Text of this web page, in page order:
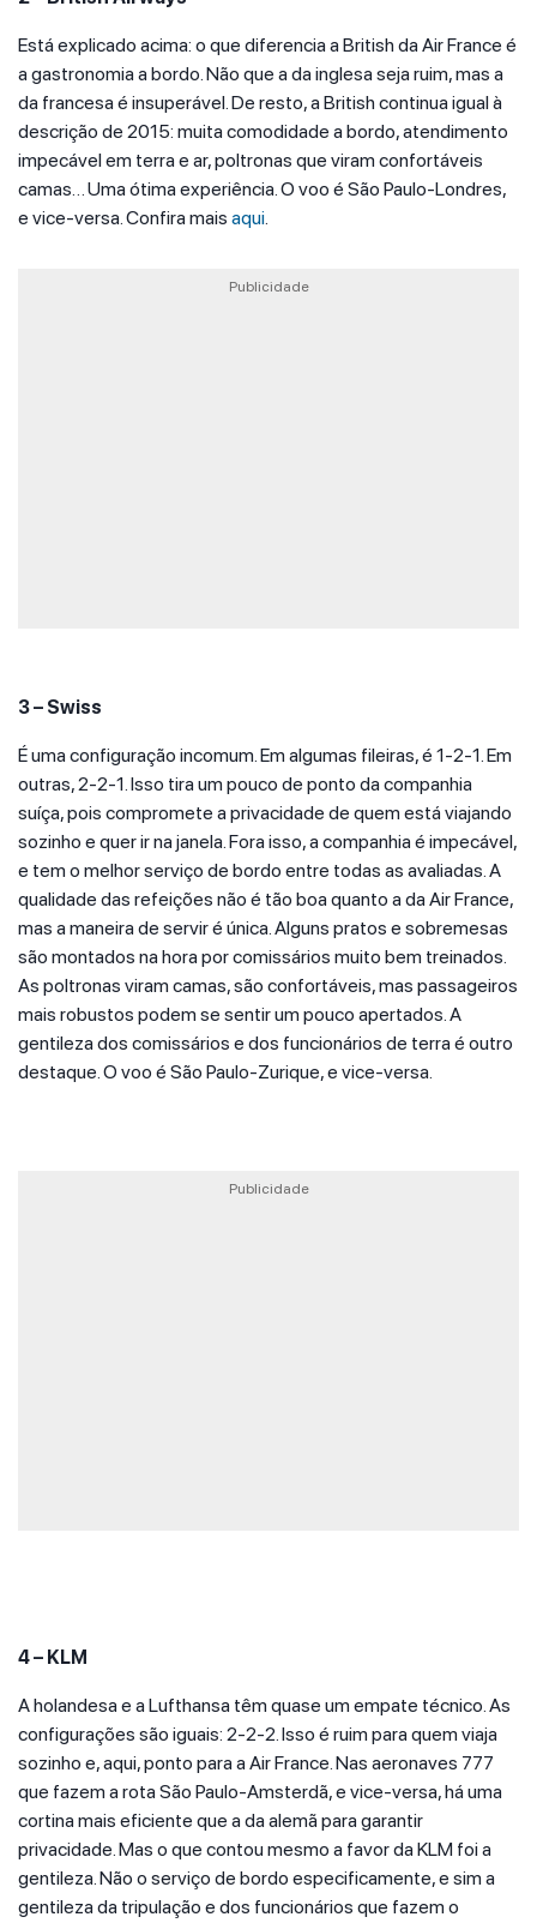
Está explicado acima: o que diferencia a British da Air France é
a gastronomia a bordo. Não que a da inglesa seja ruim, mas a
da francesa é insuperável. De resto, a British continua igual à
descrição de 2015: muita comodidade a bordo, atendimento
impecável em terra e ar, poltronas que viram confortáveis
camas… Uma ótima experiência. O voo é São Paulo-Londres,
e vice-versa. Confira mais aqui.
Publicidade
3 – Swiss
É uma configuração incomum. Em algumas fileiras, é 1-2-1. Em
outras, 2-2-1. Isso tira um pouco de ponto da companhia
suíça, pois compromete a privacidade de quem está viajando
sozinho e quer ir na janela. Fora isso, a companhia é impecável,
e tem o melhor serviço de bordo entre todas as avaliadas. A
qualidade das refeições não é tão boa quanto a da Air France,
mas a maneira de servir é única. Alguns pratos e sobremesas
são montados na hora por comissários muito bem treinados.
As poltronas viram camas, são confortáveis, mas passageiros
mais robustos podem se sentir um pouco apertados. A
gentileza dos comissários e dos funcionários de terra é outro
destaque. O voo é São Paulo-Zurique, e vice-versa.
Publicidade
4 – KLM
A holandesa e a Lufthansa têm quase um empate técnico. As
configurações são iguais: 2-2-2. Isso é ruim para quem viaja
sozinho e, aqui, ponto para a Air France. Nas aeronaves 777
que fazem a rota São Paulo-Amsterdã, e vice-versa, há uma
cortina mais eficiente que a da alemã para garantir
privacidade. Mas o que contou mesmo a favor da KLM foi a
gentileza. Não o serviço de bordo especificamente, e sim a
gentileza da tripulação e dos funcionários que fazem o